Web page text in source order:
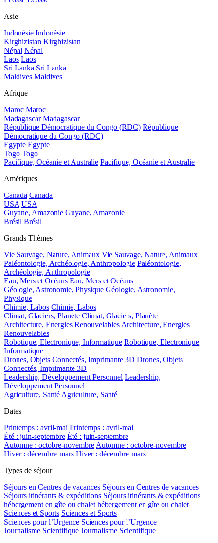
Asie
Indonésie Indonésie
Kirghizistan Kirghizistan
Népal Népal
Laos Laos
Sri Lanka Sri Lanka
Maldives Maldives
Afrique
Maroc Maroc
Madagascar Madagascar
République Démocratique du Congo (RDC) République
Démocratique du Congo (RDC)
Egypte Egypte
Togo Togo
Pacifique, Océanie et Australie Pacifique, Océanie et Australie
Amériques
Canada Canada
USA USA
Guyane, Amazonie Guyane, Amazonie
Brésil Brésil
Grands Thèmes
Vie Sauvage, Nature, Animaux Vie Sauvage, Nature, Animaux
Paléontologie, Archéologie, Anthropologie Paléontologie,
Archéologie, Anthropologie
Eau, Mers et Océans Eau, Mers et Océans
Géologie, Astronomie, Physique Géologie, Astronomie,
Physique
Chimie, Labos Chimie, Labos
Climat, Glaciers, Planète Climat, Glaciers, Planète
Architecture, Energies RenouvelablesArchitecture, Energies
Renouvelables
Robotique, Electronique, Informatique Robotique, Electronique,
Informatique
Drones, Objets Connectés, Imprimante 3D Drones, Objets
Connectés, Imprimante 3D
Leadership, Développement Personnel Leadership,
Développement Personnel
Agriculture, SantéAgriculture, Santé
Dates
Printemps : avril-mai Printemps : avril-mai
Été : juin-septembre Été : juin-septembre
Automne : octobre-novembreAutomne : octobre-novembre
Hiver : décembre-mars Hiver : décembre-mars
Types de séjour
Séjours en Centres de vacances Séjours en Centres de vacances
Séjours itinérants & expéditions Séjours itinérants & expéditions
hébergement en gîte ou chalet hébergement en gîte ou chalet
Sciences et Sports Sciences et Sports
Sciences pour l’Urgence Sciences pour l’Urgence
Journalisme Scientifique Journalisme Scientifique